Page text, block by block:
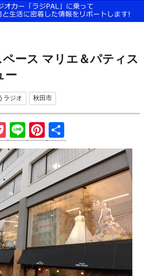
ース マリエ＆パティス
ー
ラジオ 秋田市
P
o
ck
et
Li
n
e
Pi
nt
er
es
t
有